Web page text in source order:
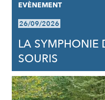
EVÈNEMENT
26/09/2026
LA SYMPHONIE
SOURIS